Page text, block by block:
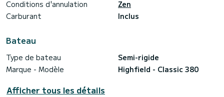
Conditions d'annulation
Zen
Carburant
Inclus
Bateau
Type de bateau
Semi-rigide
Marque - Modèle
Highfield - Classic 380
Afficher tous les détails